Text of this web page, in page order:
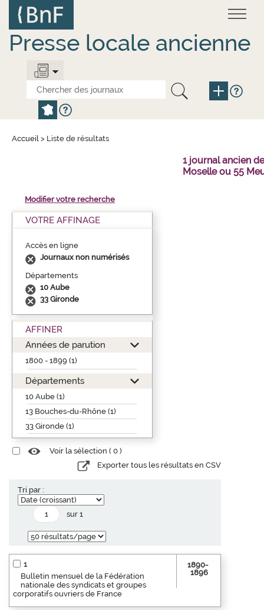
contenu
principal
Presse locale ancienne
Accueil > Liste de résultats
1 journal ancien
Moselle ou 55
Modifier votre recherche
VOTRE AFFINAGE
Accès en ligne
Journaux non numérisés
Départements
10 Aube
33 Gironde
AFFINER
Années de parution
1800 - 1899 (1)
Départements
10 Aube (1)
13 Bouches-du-Rhône (1)
33 Gironde (1)
Voir la sélection ( 0 )
Exporter tous les résultats en CSV
Tri par :
sur 1
1
Bulletin mensuel de la Fédération
nationale des syndicats et groupes
corporatifs ouvriers de France
1890-
1896
Panneau de gestion des cookies